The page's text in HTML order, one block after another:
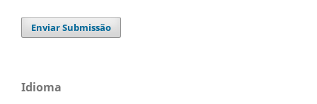
Enviar Submissão
Idioma